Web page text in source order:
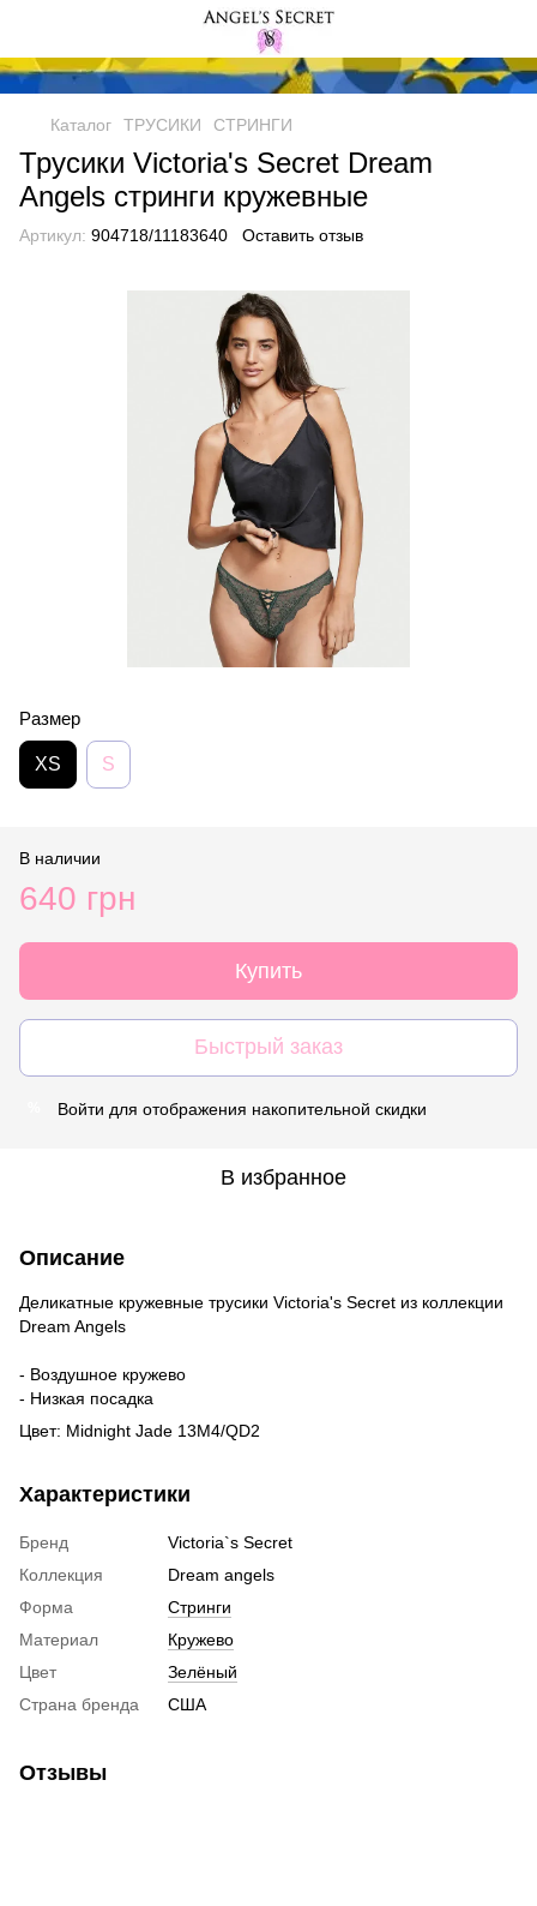
Каталог ТРУСИКИ СТРИНГИ
Трусики Victoria's Secret Dream
Angels стринги кружевные
Артикул: 904718/11183640 Оставить отзыв
Размер
XS S
В наличии
640 грн
Купить
Быстрый заказ
Войти для отображения накопительной скидки
В избранное
Описание
Деликатные кружевные трусики Victoria's Secret из коллекции
Dream Angels
- Воздушное кружево
- Низкая посадка
Цвет: Midnight Jade 13M4/QD2
Характеристики
Бренд
Victoria`s Secret
Коллекция
Dream angels
Форма
Стринги
Материал
Кружево
Цвет
Зелёный
Страна бренда
США
Отзывы